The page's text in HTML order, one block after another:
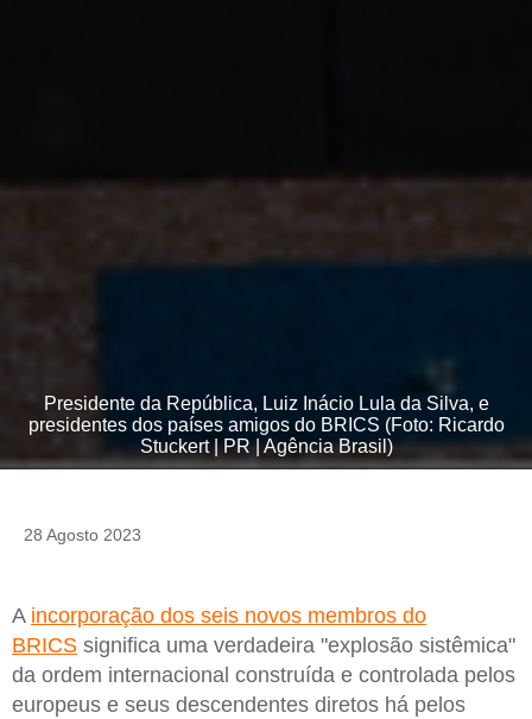
Presidente da República, Luiz Inácio Lula da Silva, e
presidentes dos países amigos do BRICS (Foto: Ricardo
Stuckert | PR | Agência Brasil)
28 Agosto 2023
A incorporação dos seis novos membros do
BRICS significa uma verdadeira "explosão sistêmica"
da ordem internacional construída e controlada pelos
europeus e seus descendentes diretos há pelos